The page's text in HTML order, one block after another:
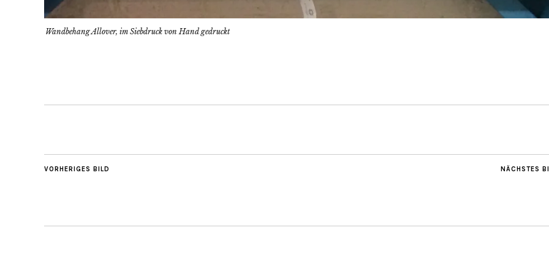
Wandbehang Allover, im Siebdruck von Hand gedruckt
NÄCHSTES
VORHERIGES BILD